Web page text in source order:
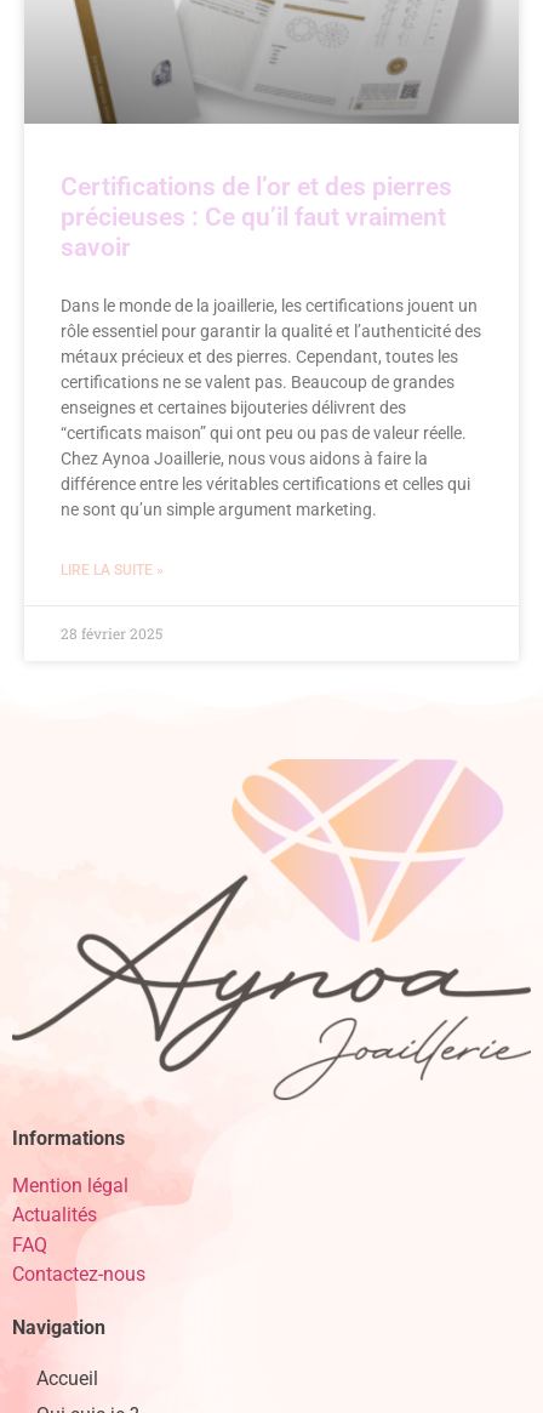
Certifications de l’or et des pierres
précieuses : Ce qu’il faut vraiment
savoir
Dans le monde de la joaillerie, les certifications jouent un
rôle essentiel pour garantir la qualité et l’authenticité des
métaux précieux et des pierres. Cependant, toutes les
certifications ne se valent pas. Beaucoup de grandes
enseignes et certaines bijouteries délivrent des
“certificats maison” qui ont peu ou pas de valeur réelle.
Chez Aynoa Joaillerie, nous vous aidons à faire la
différence entre les véritables certifications et celles qui
ne sont qu’un simple argument marketing.
LIRE LA SUITE »
28 février 2025
Informations
Mention légal
Actualités
FAQ
Contactez-nous
Navigation
Accueil